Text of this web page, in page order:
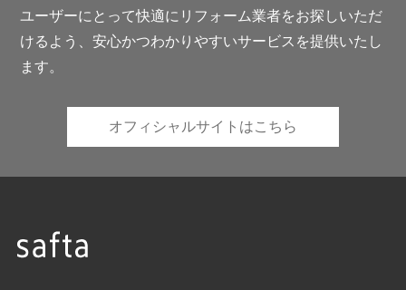
ユーザーにとって快適にリフォーム業者をお探しいただ
けるよう、安心かつわかりやすいサービスを提供いたし
ます。
オフィシャルサイトはこちら